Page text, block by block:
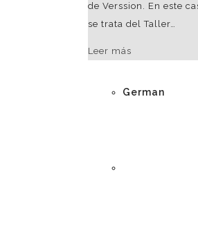
DEMO -
German
de Verssion. En este
se trata del Taller…
Leer más